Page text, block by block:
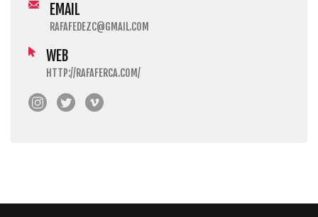
EMAIL
RAFAFEDEZC@GMAIL.COM
WEB
HTTP://RAFAFERCA.COM/